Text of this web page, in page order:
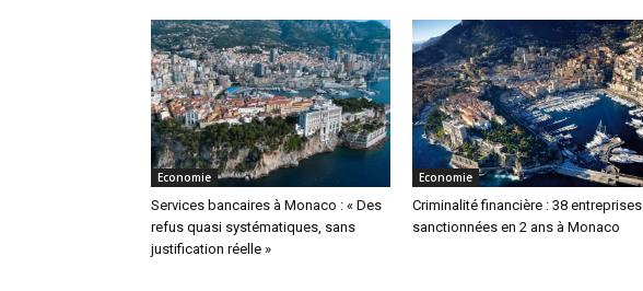
Economie
Services bancaires à Monaco : « Des
refus quasi systématiques, sans
justification réelle »
Economie
Criminalité financière : 38 entreprises
sanctionnées en 2 ans à Monaco